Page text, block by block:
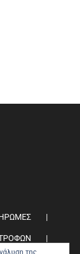
της